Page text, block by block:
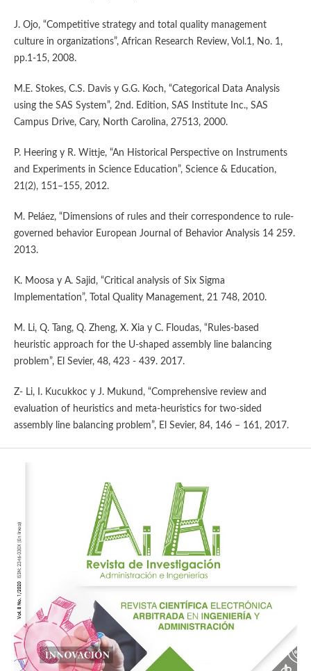
J. Ojo, “Competitive strategy and total quality management
culture in organizations”, African Research Review, Vol.1, No. 1,
pp.1-15, 2008.
M.E. Stokes, C.S. Davis y G.G. Koch, “Categorical Data Analysis
using the SAS System”, 2nd. Edition, SAS Institute Inc., SAS
Campus Drive, Cary, North Carolina, 27513, 2000.
P. Heering y R. Wittje, “An Historical Perspective on Instruments
and Experiments in Science Education”, Science & Education,
21(2), 151–155, 2012.
M. Peláez, “Dimensions of rules and their correspondence to rule-
governed behavior European Journal of Behavior Analysis 14 259.
2013.
K. Moosa y A. Sajid, “Critical analysis of Six Sigma
Implementation”, Total Quality Management, 21 748, 2010.
M. Li, Q. Tang, Q. Zheng, X. Xia y C. Floudas, “Rules-based
heuristic approach for the U-shaped assembly line balancing
problem”, El Sevier, 48, 423 - 439. 2017.
Z- Li, I. Kucukkoc y J. Mukund, “Comprehensive review and
evaluation of heuristics and meta-heuristics for two-sided
assembly line balancing problem”, El Sevier, 84, 146 – 161, 2017.